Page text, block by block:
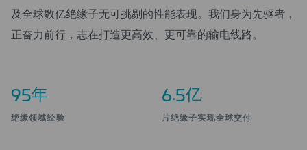
及全球数亿绝缘子无可挑剔的性能表现。我们身为先驱者，
正奋力前行，志在打造更高效、更可靠的输电线路。
95年
绝缘领域经验
6.5亿
片绝缘子实现全球交付